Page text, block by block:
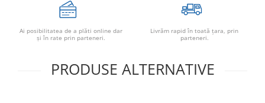
Ai posibilitatea de a plăti online dar
şi în rate prin parteneri.
Livrăm rapid în toată țara, prin
parteneri.
PRODUSE ALTERNATIVE